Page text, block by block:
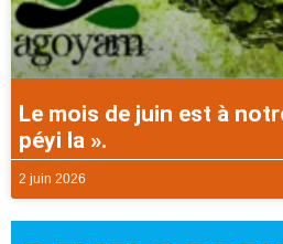
Le mois de juin est à
péyi la ».
2 juin 2026